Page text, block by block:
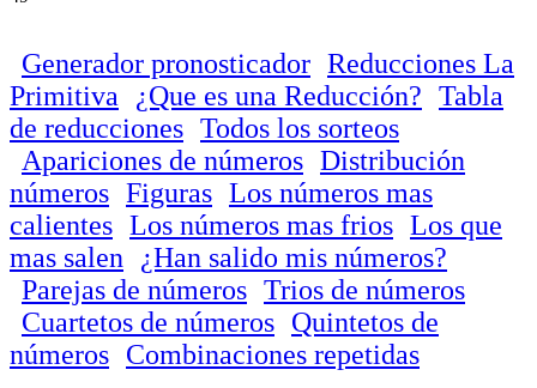
Generador pronosticador Reducciones La
Primitiva
¿Que es una Reducción? Tabla
de reducciones Todos los sorteos
Apariciones de números Distribución
números Figuras Los números mas
calientes Los números mas frios Los que
mas salen
¿Han salido mis números?
Parejas de números Trios de números
Cuartetos de números Quintetos de
números Combinaciones repetidas